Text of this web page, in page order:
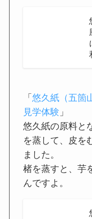
「 悠久紙（五箇
見学体験 」
悠久紙の原料と
を蒸して、皮を
ました。
楮を蒸すと、芋
んですよ。